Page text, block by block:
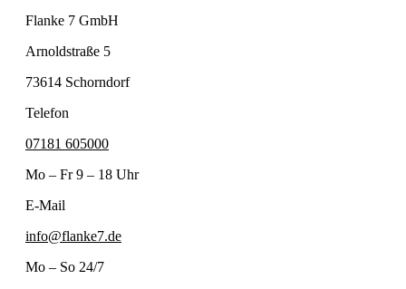
Flanke 7 GmbH
Arnoldstraße 5
73614 Schorndorf
Telefon
07181 605000
Mo – Fr 9 – 18 Uhr
E-Mail
info@flanke7.de
Mo – So 24/7